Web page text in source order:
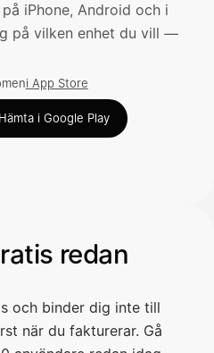
viesti…
iPhone, Android och i
på vilken enhet du vill —
omdömen.
i App Store
Hämta i Google Play
redan
och binder dig inte till
när du fakturerar. Gå